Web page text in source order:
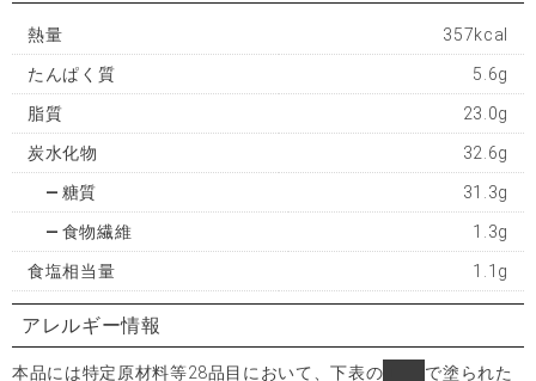
熱量 357kcal
たんぱく質 5.6g
脂質 23.0g
炭水化物 32.6g
糖質 31.3g
食物繊維 1.3g
食塩相当量 1.1g
アレルギー情報
本品には特定原材料等28品目において、下表の
で塗られた